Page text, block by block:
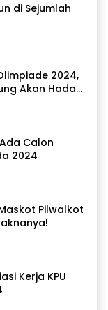
di Sejumlah
2024,
Akan Hadapi
Calon
2024
Pilwalkot
Kerja KPU